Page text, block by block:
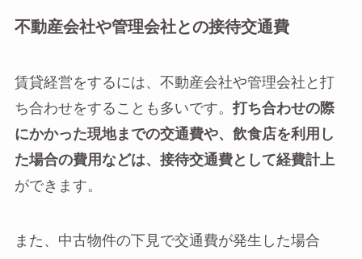
不動産会社や管理会社との接待交通費
賃貸経営をするには、不動産会社や管理会社と打
ち合わせをすることも多いです。打ち合わせの際
にかかった現地までの交通費や、飲食店を利用し
た場合の費用などは、接待交通費として経費計上
ができます。
また、中古物件の下見で交通費が発生した場合